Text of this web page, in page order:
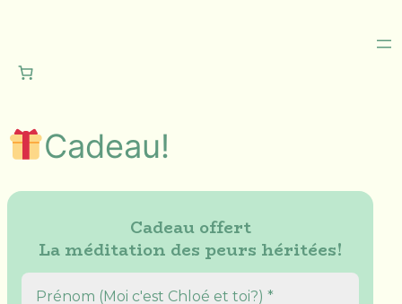
contenu
Cadeau!
Cadeau offert
La méditation des peurs héritées!